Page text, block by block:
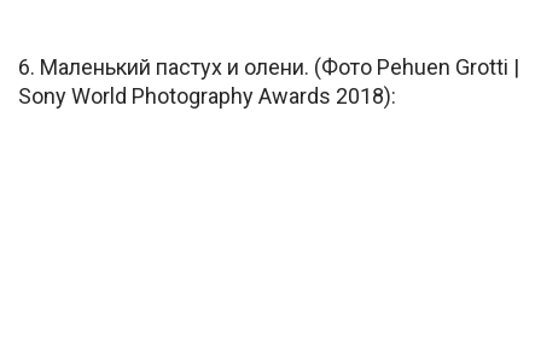
6. Маленький пастух и олени. (Фото Pehuen Grotti |
Sony World Photography Awards 2018):